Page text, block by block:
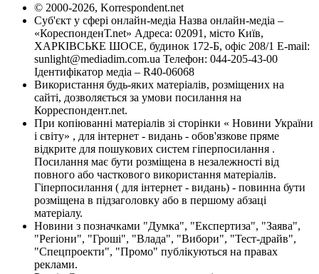
© 2000-2026, Korrespondent.net
Суб'єкт у сфері онлайн-медіа Назва онлайн-медіа –
«КореспонденТ.net» Адреса: 02091, місто Київ,
ХАРКІВСЬКЕ ШОСЕ, будинок 172-Б, офіс 208/1 E-mail:
sunlight@mediadim.com.ua Телефон: 044-205-43-00
Ідентифікатор медіа – R40-06068
Використання будь-яких матеріалів, розміщених на
сайті, дозволяється за умови посилання на
Корреспондент.net.
При копіюванні матеріалів зі сторінки « Новини України
і світу» , для інтернет - видань - обов'язкове пряме
відкрите для пошукових систем гіперпосилання .
Посилання має бути розміщена в незалежності від
повного або часткового використання матеріалів.
Гіперпосилання ( для інтернет - видань) - повинна бути
розміщена в підзаголовку або в першому абзаці
матеріалу.
Новини з позначками "Думка", "Експертиза", "Заява",
"Регіони", "Гроші", "Влада", "Вибори", "Тест-драйв",
"Спецпроекти", "Промо" публікуються на правах
реклами.